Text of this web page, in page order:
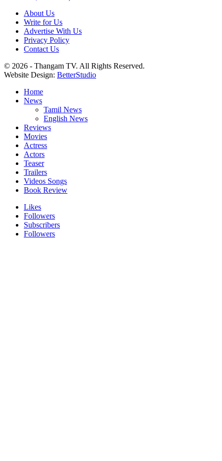
About Us
Write for Us
Advertise With Us
Privacy Policy
Contact Us
© 2026 - Thangam TV. All Rights Reserved.
Website Design: BetterStudio
Home
News
Tamil News
English News
Reviews
Movies
Actress
Actors
Teaser
Trailers
Videos Songs
Book Review
Likes
Followers
Subscribers
Followers